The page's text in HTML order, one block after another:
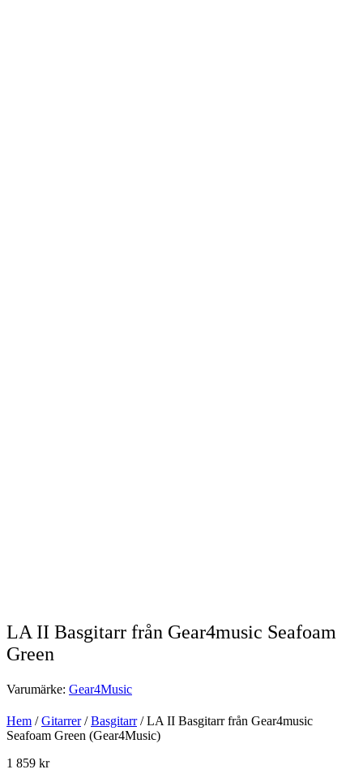
LA II Basgitarr från Gear4music Seafoam
Green
Varumärke: Gear4Music
Hem /Gitarrer/Basgitarr/ LA II Basgitarr från Gear4music
Seafoam Green (Gear4Music)
1 859 kr